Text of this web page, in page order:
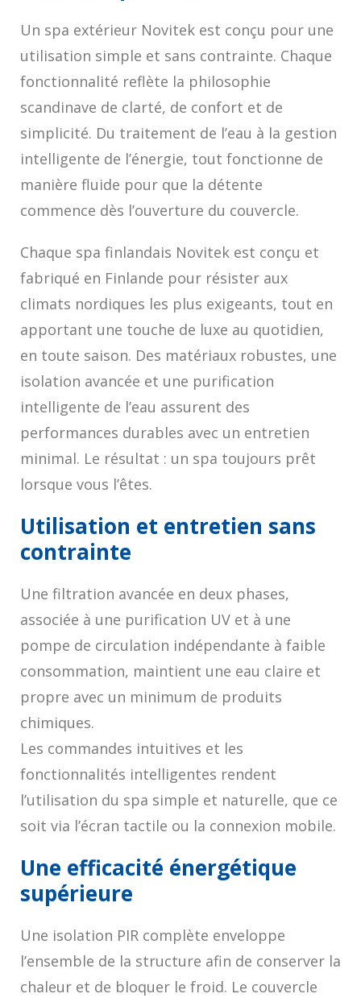
Un spa extérieur Novitek est conçu pour une
utilisation simple et sans contrainte. Chaque
fonctionnalité reflète la philosophie
scandinave de clarté, de confort et de
simplicité. Du traitement de l’eau à la gestion
intelligente de l’énergie, tout fonctionne de
manière fluide pour que la détente
commence dès l’ouverture du couvercle.
Chaque spa finlandais Novitek est conçu et
fabriqué en Finlande pour résister aux
climats nordiques les plus exigeants, tout en
apportant une touche de luxe au quotidien,
en toute saison. Des matériaux robustes, une
isolation avancée et une purification
intelligente de l’eau assurent des
performances durables avec un entretien
minimal. Le résultat : un spa toujours prêt
lorsque vous l’êtes.
Utilisation et entretien sans
contrainte
Une filtration avancée en deux phases,
associée à une purification UV et à une
pompe de circulation indépendante à faible
consommation, maintient une eau claire et
propre avec un minimum de produits
chimiques.
Les commandes intuitives et les
fonctionnalités intelligentes rendent
l’utilisation du spa simple et naturelle, que ce
soit via l’écran tactile ou la connexion mobile.
Une efficacité énergétique
supérieure
Une isolation PIR complète enveloppe
l’ensemble de la structure afin de conserver la
chaleur et de bloquer le froid. Le couvercle